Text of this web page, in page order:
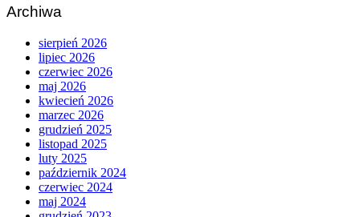
Archiwa
sierpień 2026
lipiec 2026
czerwiec 2026
maj 2026
kwiecień 2026
marzec 2026
grudzień 2025
listopad 2025
luty 2025
październik 2024
czerwiec 2024
maj 2024